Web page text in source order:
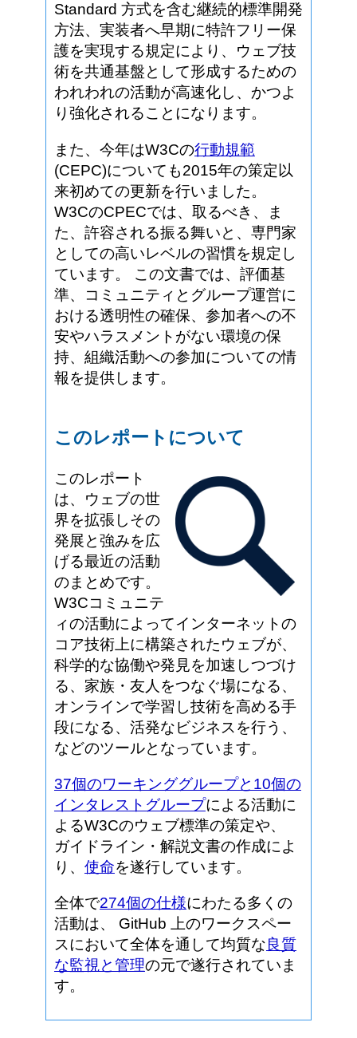
Standard 方式を含む継続的標準開発
方法、実装者へ早期に特許フリー保
護を実現する規定により、ウェブ技
術を共通基盤として形成するための
われわれの活動が高速化し、かつよ
り強化されることになります。
また、今年はW3Cの行動規範
(CEPC)についても2015年の策定以
来初めての更新を行いました。
W3CのCPECでは、取るべき、ま
た、許容される振る舞いと、専門家
としての高いレベルの習慣を規定し
ています。 この文書では、評価基
準、コミュニティとグループ運営に
おける透明性の確保、参加者への不
安やハラスメントがない環境の保
持、組織活動への参加についての情
報を提供します。
このレポートについて
このレポート
は、ウェブの世
界を拡張しその
発展と強みを広
げる最近の活動
のまとめです。
W3Cコミュニテ
ィの活動によってインターネットの
コア技術上に構築されたウェブが、
科学的な協働や発見を加速しつづけ
る、家族・友人をつなぐ場になる、
オンラインで学習し技術を高める手
段になる、活発なビジネスを行う、
などのツールとなっています。
37個のワーキンググループと10個の
インタレストグループによる活動に
よるW3Cのウェブ標準の策定や、
ガイドライン・解説文書の作成によ
り、 使命を遂行しています。
全体で274個の仕様にわたる多くの
活動は、 GitHub 上のワークスペー
スにおいて全体を通して均質な良質
な監視と管理の元で遂行されていま
す。